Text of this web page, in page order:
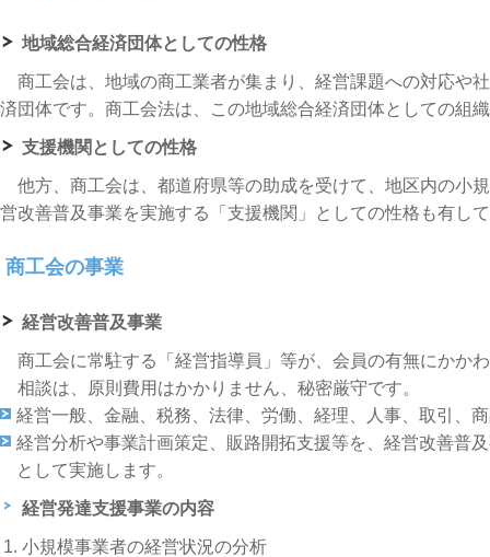
地域総合経済団体としての性格
商工会は、地域の商工業者が集まり、経営課題への対応や
済団体です。商工会法は、この地域総合経済団体としての組
支援機関としての性格
他方、商工会は、都道府県等の助成を受けて、地区内の小
営改善普及事業を実施する「支援機関」としての性格も有し
商工会の事業
経営改善普及事業
商工会に常駐する「経営指導員」等が、会員の有無にかか
相談は、原則費用はかかりません、秘密厳守です。
経営一般、金融、税務、法律、労働、経理、人事、取引、
経営分析や事業計画策定、販路開拓支援等を、経営改善普
として実施します。
経営発達支援事業の内容
小規模事業者の経営状況の分析